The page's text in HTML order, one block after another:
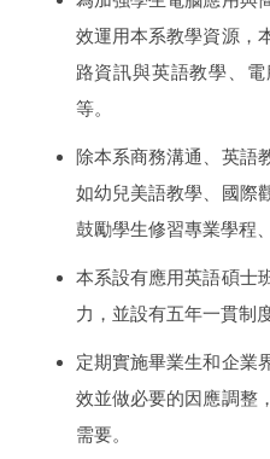
效運用本系教學資源，
路資訊與英語教學、
等。
除本系商務溝通、英語
如幼兒美語教學、國際
鼓勵學生修習專業學程
本系設有應用英語碩士
力，並設有五年一貫制
定期實施畢業生和企業
效並做必要的因應調整
需要。